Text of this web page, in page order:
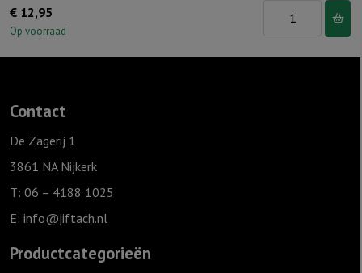
€ 12,95
Op voorraad
Jou
Contact
De Zagerij 1
3861 NA Nijkerk
T: 06 – 4188 1025
E: info@jiftach.nl
Productcategorieën